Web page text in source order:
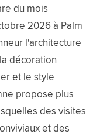
du mois
2026 à Palm
l'architecture
décoration
et le style
propose plus
des visites
et des